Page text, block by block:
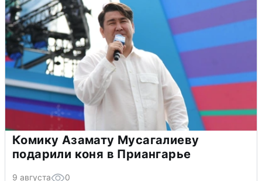
Комику Азамату Мусагалиеву
подарили коня в Приангарье
9 августа 0